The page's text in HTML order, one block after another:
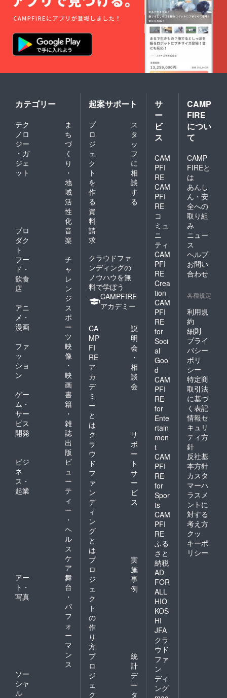
カテゴリー
テク
ノロ
ジー
・ガ
ジェ
ット
ま
ち
づ
く
り
・
地
域
活
性
化
プロ
ダク
ト
音
楽
フー
ド・
飲食
店
チ
ャ
レ
ン
ジ
アニ
メ・
漫画
ス
ポ
ー
ツ
ファ
ッ
ショ
ン
映
像
・
映
画
ゲー
ム・
サー
ビス
開発
書
籍
・
雑
誌
出
版
ビジ
ネ
ス・
起業
ビ
ュ
ー
テ
ィ
ー
・
ヘ
ル
ス
ケ
ア
アー
ト・
写真
舞
台
・
パ
フ
ォ
ー
マ
ン
ス
ソー
シャ
ル
起案サポート
プ
ロ
ジ
ェ
ク
ト
を
作
る
ス
タ
ッ
フ
に
相
談
す
る
資
料
請
求
クラウドファ
ンディングの
ノウハウを無
料で学ぼう
CAMPFIRE
アカデミー
CA
MP
FI
RE
ア
カ
デ
ミ
ー
と
は
説
明
会
・
相
談
会
ク
ラ
ウ
ド
フ
ァ
ン
デ
ィ
ン
グ
と
は
サ
ポ
ー
ト
サ
ー
ビ
ス
プ
ロ
ジ
ェ
ク
ト
の
作
り
方
実
施
事
例
プ
ロ
ジ
ェ
ク
統
計
デ
ー
タ
サ
ー
ビ
ス
CAM
PFI
RE
CAM
PFI
RE
コ
ミュ
ニ
ティ
CAM
PFI
RE
Crea
tion
CAM
PFI
RE
for
Soci
al
Goo
d
CAM
PFI
RE
for
Ente
rtain
men
t
CAM
PFI
RE
for
Spor
ts
CAM
PFI
RE
ふる
さと
納税
AD
FOR
ALL
HIO
KOS
HI
JFA
クラ
ウド
ファ
ン
ディ
ング
CAMP
FIRE
につい
て
CAMP
FIREと
は
あんし
ん・安
全への
取り組
み
ニュー
ス
ヘルプ
お問い
合わせ
各種規定
利用規
約
細則
プライ
バシー
ポリ
シー
特定商
取引法
に基づ
く表記
情報セ
キュリ
ティ方
針
反社基
本方針
カスタ
マーハ
ラスメ
ントに
対する
考え方
クッ
キーポ
リシー